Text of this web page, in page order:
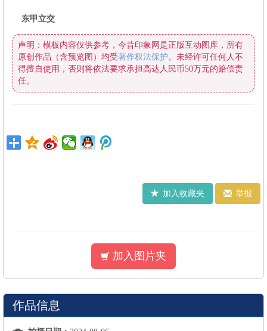
东甲立交
原创作品（含预览图）均受著作权法保护
任。
加入收藏夹 举报
加入图片夹
作品信息